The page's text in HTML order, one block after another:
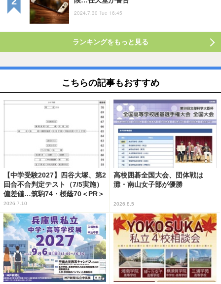
2024.7.30 Tue 16:45
ランキングをもっと見る
こちらの記事もおすすめ
【中学受験2027】四谷大塚、第2
回合不合判定テスト（7/5実施）
偏差値…筑駒74・桜蔭70＜PR＞
2026.7.10
高校囲碁全国大会、団体戦は
灘・南山女子部が優勝
2026.8.5